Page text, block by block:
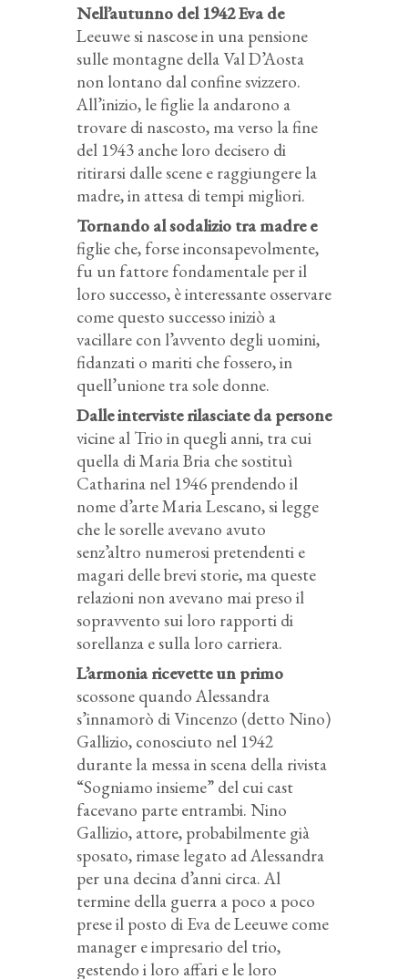
Nell’autunno del 1942 Eva de
Leeuwe si nascose in una pensione
sulle montagne della Val D’Aosta
non lontano dal confine svizzero.
All’inizio, le figlie la andarono a
trovare di nascosto, ma verso la fine
del 1943 anche loro decisero di
ritirarsi dalle scene e raggiungere la
madre, in attesa di tempi migliori.
Tornando al sodalizio tra madre e
figlie che, forse inconsapevolmente,
fu un fattore fondamentale per il
loro successo, è interessante osservare
come questo successo iniziò a
vacillare con l’avvento degli uomini,
fidanzati o mariti che fossero, in
quell’unione tra sole donne.
Dalle interviste rilasciate da persone
vicine al Trio in quegli anni, tra cui
quella di Maria Bria che sostituì
Catharina nel 1946 prendendo il
nome d’arte Maria Lescano, si legge
che le sorelle avevano avuto
senz’altro numerosi pretendenti e
magari delle brevi storie, ma queste
relazioni non avevano mai preso il
sopravvento sui loro rapporti di
sorellanza e sulla loro carriera.
L’armonia ricevette un primo
scossone quando Alessandra
s’innamorò di Vincenzo (detto Nino)
Gallizio, conosciuto nel 1942
durante la messa in scena della rivista
“Sogniamo insieme” del cui cast
facevano parte entrambi. Nino
Gallizio, attore, probabilmente già
sposato, rimase legato ad Alessandra
per una decina d’anni circa. Al
termine della guerra a poco a poco
prese il posto di Eva de Leeuwe come
manager e impresario del trio,
gestendo i loro affari e le loro